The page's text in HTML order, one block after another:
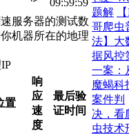
09:59:59
服务器的测试数
机器所在的地理
置
响
应
速
度
最后验
证时间
题解
哥爬虫
法】大
据风控
一案：
魔蝎科
案件判
决，看
虫技术